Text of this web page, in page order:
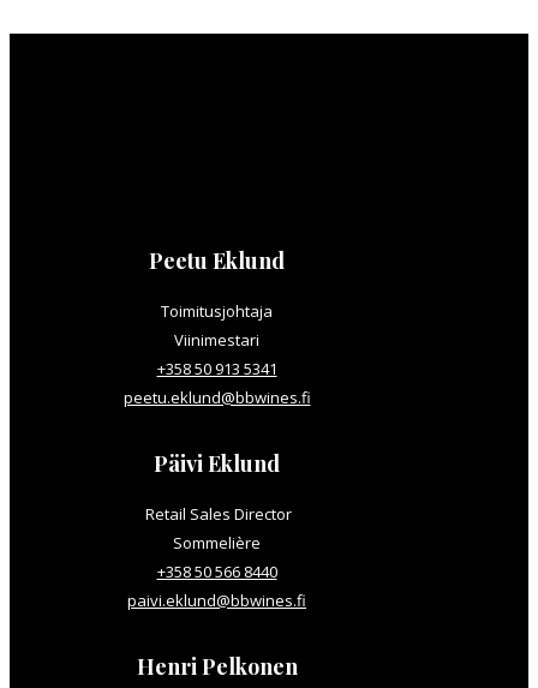
Peetu Eklund
Toimitusjohtaja
Viinimestari
+358 50 913 5341
peetu.eklund@bbwines.fi
Päivi Eklund
Retail Sales Director
Sommelière
+358 50 566 8440
paivi.eklund@bbwines.fi
Henri Pelkonen